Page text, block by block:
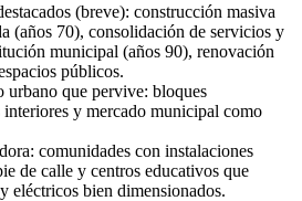
(breve): construcción masiva
(años 70), consolidación de servicios y
municipal (años 90), renovación
públicos.
urbano que pervive: bloques
interiores y mercado municipal como
comunidades con instalaciones
de calle y centros educativos que
eléctricos bien dimensionados.